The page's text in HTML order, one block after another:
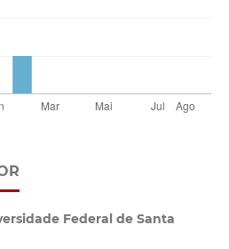
Federal de Santa